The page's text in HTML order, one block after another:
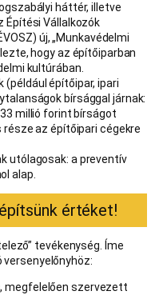
háttér, illetve
Építési Vállalkozók
új, „Munkavédelmi
hogy az építőiparban
kultúrában.
építőipar, ipari
bírsággal járnak:
millió forint bírságot
az építőipari cégekre
utólagosak: a preventív
alap.
értéket!
tevékenység. Íme
versenyelőnyhöz:
megfelelően szervezett